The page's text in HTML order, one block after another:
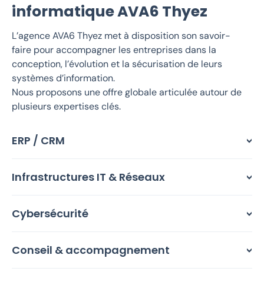
informatique AVA6 Thyez
L’agence AVA6 Thyez met à disposition son savoir-
faire pour accompagner les entreprises dans la
conception, l’évolution et la sécurisation de leurs
systèmes d’information.
Nous proposons une offre globale articulée autour de
plusieurs expertises clés.
ERP / CRM
Infrastructures IT & Réseaux
Cybersécurité
Conseil & accompagnement